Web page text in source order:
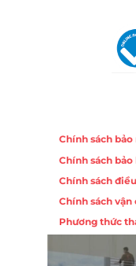
Chính sách
Chính sách
Chính sách
Chính sách
Phương thức